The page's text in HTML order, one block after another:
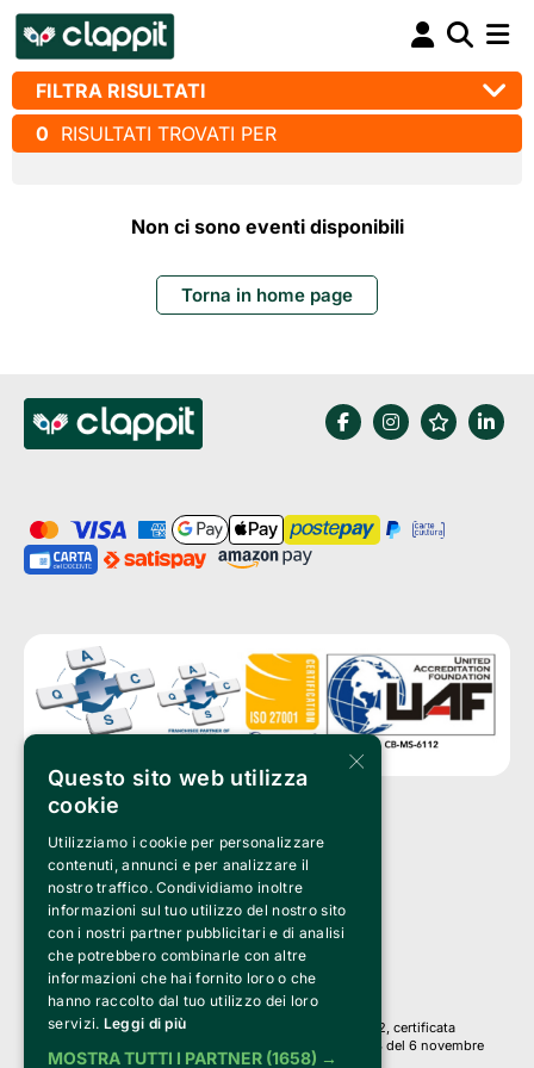
FILTRA RISULTATI
0 RISULTATI TROVATI PER
Non ci sono eventi disponibili
Torna in home page
Clappit è un marchio di proprietà di:
Bemils Srl
a Socio Unico
Via Fosse Ardeatine, 4 -20092 Cinisello Balsamo (MI)
PI 05589050961
Iscr. C.C.I.A.A. Milano R.E.A. 1833471
© 2010-2025 Bemils Srl - Tutti i diritti riservati
Credits:
Clappit è basato sulla piattaforma di biglietteria Belive 6.2, certificata
dall’Agenzia delle Entrate con protocollo n. 2025/445474 del 6 novembre
2025.
×
Questo sito web utilizza
cookie
Utilizziamo i cookie per personalizzare
contenuti, annunci e per analizzare il
nostro traffico. Condividiamo inoltre
informazioni sul tuo utilizzo del nostro sito
con i nostri partner pubblicitari e di analisi
che potrebbero combinarle con altre
informazioni che hai fornito loro o che
hanno raccolto dal tuo utilizzo dei loro
servizi. Leggi di più
MOSTRA TUTTI I PARTNER (1658) →